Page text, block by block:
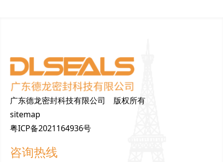
广东德龙密封科技有限公司 版权所有
sitemap
粤ICP备2021164936号
咨询热线